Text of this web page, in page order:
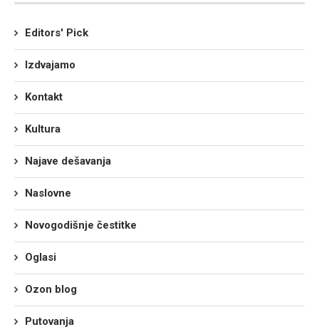
Editors' Pick
Izdvajamo
Kontakt
Kultura
Najave dešavanja
Naslovne
Novogodišnje čestitke
Oglasi
Ozon blog
Putovanja